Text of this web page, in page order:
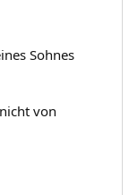
Sohnes
von